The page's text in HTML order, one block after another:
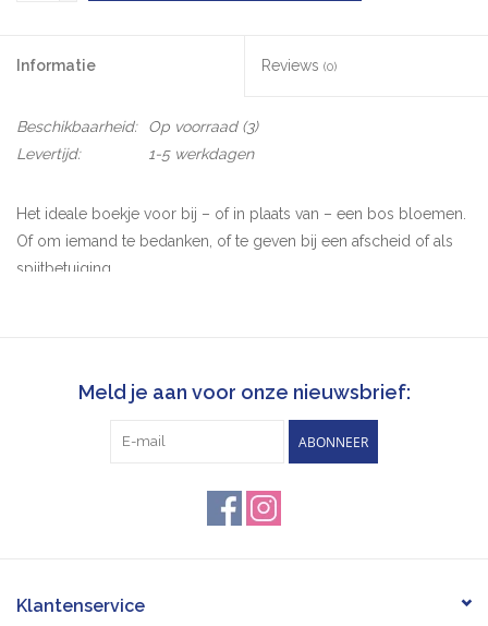
Informatie Reviews (0)
Beschikbaarheid: Op voorraad(3)
Levertijd:
1-5 werkdagen
Het ideale boekje voor bij – of in plaats van – een bos bloemen.
Of om iemand te bedanken, of te geven bij een afscheid of als
spijtbetuiging.
kleurige planten waarvan je zou willen dat je ze echt in een vaas
een handvol bloemen verwelkt.
Meld je aan voor onze nieuwsbrief:
ABONNEER
Klantenservice